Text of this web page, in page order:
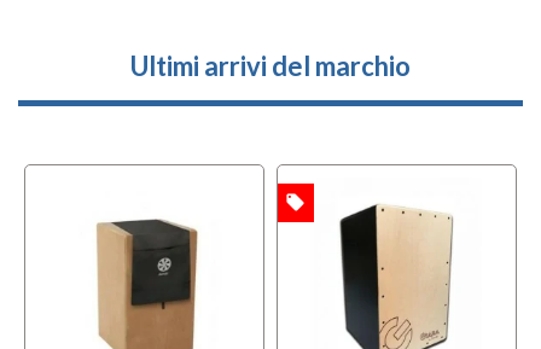
Ultimi arrivi del marchio
local_offer